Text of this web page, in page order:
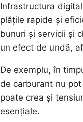
Infrastructura
plățile rapide și
bunuri și servicii și
un efect de undă,
De exemplu, în
de carburant nu
poate crea și
esențiale.